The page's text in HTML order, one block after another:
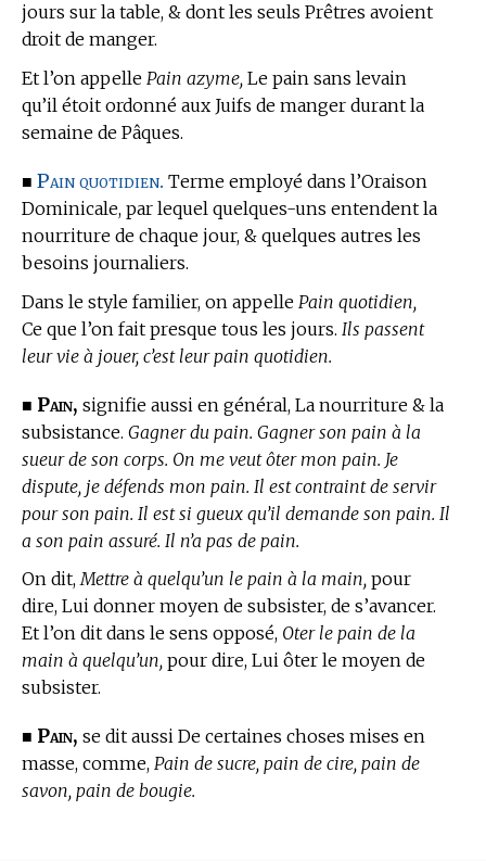
jours sur la table, & dont les seuls Prêtres avoient
droit de manger.
Et l’on appelle Pain azyme, Le pain sans levain
qu’il étoit ordonné aux Juifs de manger durant la
semaine de Pâques.
■ Pain quotidien. Terme employé dans l’Oraison
Dominicale, par lequel quelques-uns entendent la
nourriture de chaque jour, & quelques autres les
besoins journaliers.
Dans le style familier, on appelle Pain quotidien,
Ce que l’on fait presque tous les jours. Ils passent
leur vie à jouer, c’est leur pain quotidien.
■ Pain, signifie aussi en général, La nourriture & la
subsistance. Gagner du pain. Gagner son pain à la
sueur de son corps. On me veut ôter mon pain. Je
dispute, je défends mon pain. Il est contraint de servir
pour son pain. Il est si gueux qu’il demande son pain. Il
a son pain assuré. Il n’a pas de pain.
On dit,Mettre à quelqu’un le pain à la main, pour
dire, Lui donner moyen de subsister, de s’avancer.
Et l’on dit dans le sens opposé, Oter le pain de la
main à quelqu’un, pour dire, Lui ôter le moyen de
subsister.
■ Pain, se dit aussi De certaines choses mises en
masse, comme, Pain de sucre, pain de cire, pain de
savon, pain de bougie.